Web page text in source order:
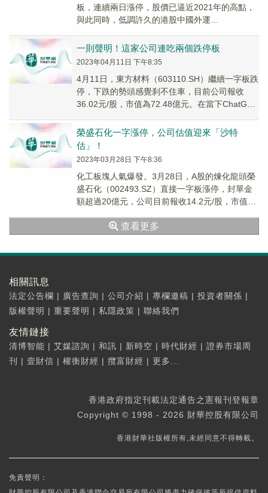
板，連續兩日漲停，股價已逼近2021年的高點，
與此同時，低調許久的港股中國外運
16%。
一則聲明！這家公司連吃兩個跌停板
2023年04月11日 下午8:35
4月11日，東方材料（603110.SH）繼續一字板跌
停，下跌的勢頭感覺刹不住車，目前公司報收
36.02元/股，市值為72.48億元。在當下ChatGPT
榮盛石化一字漲停，公司估值迎來「沙特
估」！
2023年03月28日 下午8:36
化工板塊人氣爆發。3月28日，A股的煉化龍頭榮
盛石化（002493.SZ）直接一字板漲停，封單金
額超過20億元，公司目前報收14.2元/股，市值達
查看更多
相關訊息
法定公告欄 | 廣告查詢 | 公司介紹 | 專欄邀稿 | 投資者關係 |
版權聲明 | 重要聲明 | 私隱政策 | 聯絡我們
友情鏈接
清博智能 | 艾媒諮詢 | 和訊 | 新時空 | 時代財經 | 證券市場周
刊
| 壹財信 | 權衡財經 | 攬富財經 | 更多...
香港政府指定刊載法定通告之憲報刊登報章
Copyright © 1998 - 2026 財華控股有限公司
香港財華社版權所有,未經同意不得轉載。
免責聲明：